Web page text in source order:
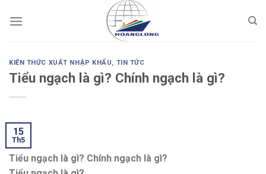
KIẾN THỨC XUẤT NHẬP KHẨU, TIN TỨC
Tiểu ngạch là gì? Chính ngạch là gì?
15
Th5
Tiểu ngạch là gì? Chính ngạch là gì?